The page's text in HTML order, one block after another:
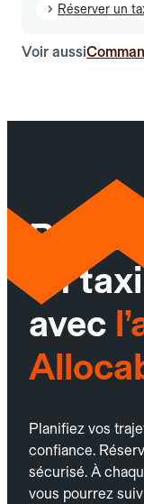
Réserver un
Voir aussi
un
avec
Planifiez vos
confiance.
sécurisé. À
vous pourrez